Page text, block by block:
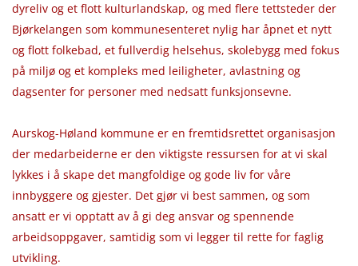
dyreliv og et flott kulturlandskap, og med flere tettsteder der
Bjørkelangen som kommunesenteret nylig har åpnet et nytt
og flott folkebad, et fullverdig helsehus, skolebygg med fokus
på miljø og et kompleks med leiligheter, avlastning og
dagsenter for personer med nedsatt funksjonsevne.
Aurskog-Høland kommune er en fremtidsrettet organisasjon
der medarbeiderne er den viktigste ressursen for at vi skal
lykkes i å skape det mangfoldige og gode liv for våre
innbyggere og gjester. Det gjør vi best sammen, og som
ansatt er vi opptatt av å gi deg ansvar og spennende
arbeidsoppgaver, samtidig som vi legger til rette for faglig
utvikling.